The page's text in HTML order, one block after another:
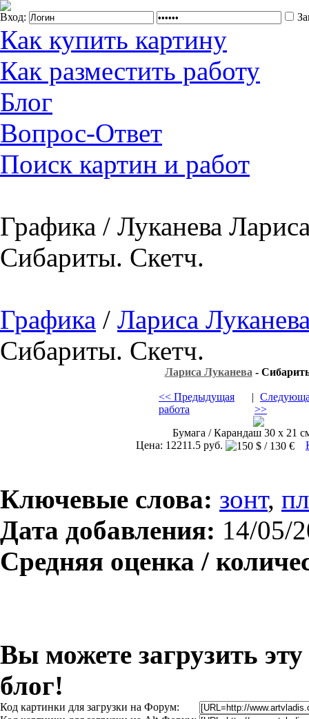
Вход:
Как купить картину
Как разместить работу
Блог
Вопрос-Ответ
Поиск картин и работ
Графика / Луканева
Сибариты. Скетч.
Графика / Лариса
Сибариты. Скетч.
Лариса Луканева -
<< Предыдущая
работа
|
>>
Бумага / Карандаш 30 х 21
Цена: 12211.5 руб.
Ключевые слова: зонт,
Дата добавления: 14/05/
Средняя оценка /
Вы можете загрузить
блог!
Код картинки для загрузки на Форум: